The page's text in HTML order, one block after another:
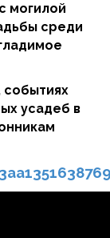
могилой
среди
событиях
усадеб в